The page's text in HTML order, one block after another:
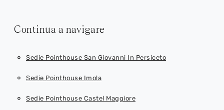
Continua a navigare
Sedie Pointhouse San Giovanni In Persiceto
Sedie Pointhouse Imola
Sedie Pointhouse Castel Maggiore